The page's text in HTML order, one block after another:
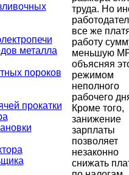
металла
пороков
прокатки
труда. Но
все же
работу
меньшую
объясняя
режимом
неполного
рабочего
Кроме того,
занижение
зарплаты
позволяет
незаконно
снижать